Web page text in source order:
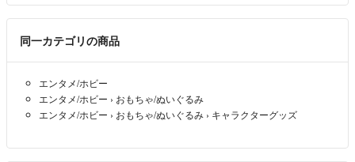
同一カテゴリの商品
エンタメ/ホビー
エンタメ/ホビー › おもちゃ/ぬいぐるみ
エンタメ/ホビー › おもちゃ/ぬいぐるみ › キャラクターグッズ